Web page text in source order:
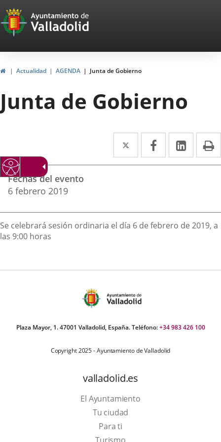
Portal
Web
del
Ayuntamiento
de
Valladolid
HomeActualidad AGENDA Junta de Gobierno
Junta de Gobierno
Twitter
Enlace
a
externa.
Facebook
Enlace
a
externa.
Enlace
a
Datos
del
evento
Fechas del evento
6 febrero 2019
Descripción
Se celebrará sesión ordinaria el día 6 de febrero de 2019, a
las 9:00 horas
Plaza Mayor, 1. 47001 Valladolid, España. Teléfono:+34 983 426 100
Copyright 2025 - Ayuntamiento de Valladolid
valladolid.es
El Ayuntamiento
Tu ciudad
Para ti
This